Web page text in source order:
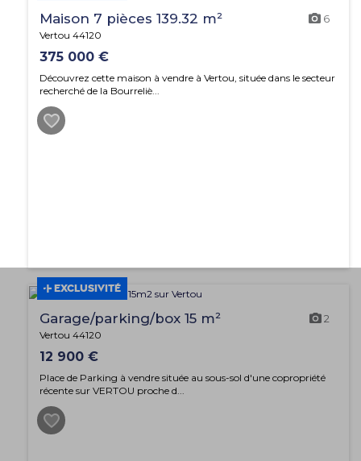
Maison 7 pièces 139.32 m² 6
Vertou 44120
375 000 €
Découvrez cette maison à vendre à Vertou, située dans le secteur
recherché de la Bourreliè...
EXCLUSIVITÉ
Garage/parking/box 15 m² 2
Vertou 44120
12 900 €
Place de Parking à vendre située au sous-sol d'une copropriété
récente sur VERTOU proche d...